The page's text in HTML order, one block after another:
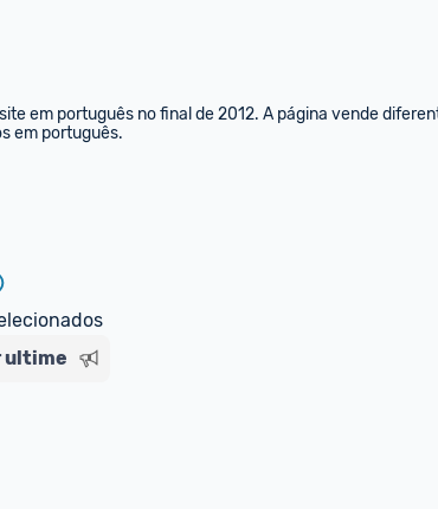
em português no final de 2012. A página vende
em português.
ultime